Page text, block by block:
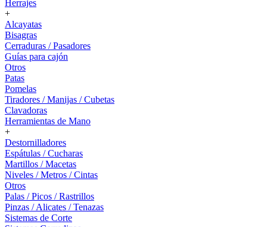
Herrajes
+
Alcayatas
Bisagras
Cerraduras / Pasadores
Guías para cajón
Otros
Patas
Pomelas
Tiradores / Manijas / Cubetas
Clavadoras
Herramientas de Mano
+
Destornilladores
Espátulas / Cucharas
Martillos / Macetas
Niveles / Metros / Cintas
Otros
Palas / Picos / Rastrillos
Pinzas / Alicates / Tenazas
Sistemas de Corte